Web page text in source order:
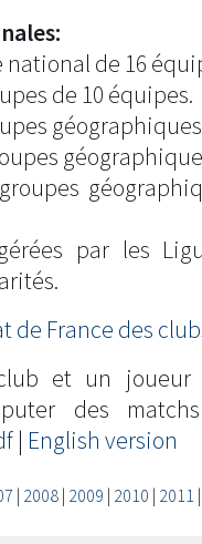
national de 16
de 10 équipes.
par les
France des
et un joueur
des
| English version
| 2008| 2009 | 2010 | 2011